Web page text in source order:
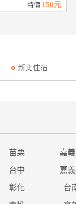
特價 150元
新北住宿
苗栗 嘉
台中 嘉
彰化 台